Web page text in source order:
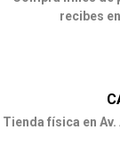
recibes
Tienda física en